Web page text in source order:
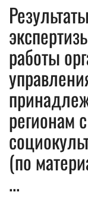
работы
регионам
(по
...